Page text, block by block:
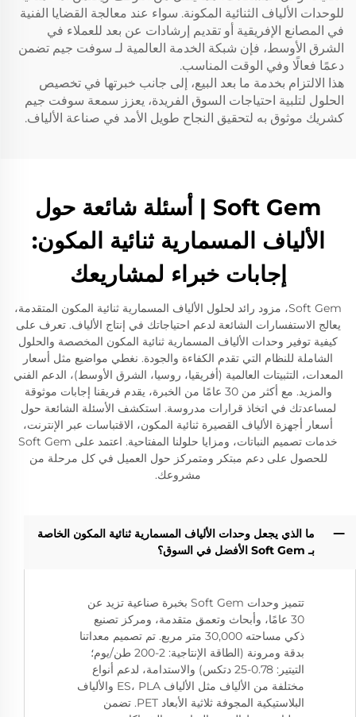
للوحدات الألياف الثنائية المكونة. سواء عند معالجة القضايا الفنية
في المصانع الإفريقية أو تقديم إرشادات عن بعد للعملاء في
الشرق الأوسط، فإن شبكة الخدمة العالمية لـ سوفت جيم تضمن
دعمًا فعالًا وفي الوقت المناسب.
هذا الالتزام بخدمة ما بعد البيع، إلى جانب خبرتها في تخصيص
الحلول لتلبية احتياجات السوق الفريدة، يعزز سمعة سوفت جيم
كشريك موثوق به لتحقيق النجاح طويل الأمد في صناعة الألياف.
Soft Gem | أسئلة شائعة حول
الألياف المسمارية ثنائية المكون:
إجابات خبراء لمشاريعك
Soft Gem، مزود رائد لحلول الألياف المسمارية ثنائية المكون المتقدمة،
يعالج الاستفسارات الشائعة لدعم احتياجاتك في إنتاج الألياف. تعرف على
كيفية توفير وحدات الألياف المسمارية ثنائية المكون المخصصة والحلول
الشاملة للنظام التي تقدم الكفاءة والجودة. نغطي مواضيع مثل أسعار
المعدات، التثبيتات العالمية (أفريقيا، روسيا، الشرق الأوسط)، الدعم الفني
والمزيد. مع أكثر من 30 عامًا من الخبرة، يقدم فريقنا إجابات موثوقة
لمساعدتك في اتخاذ قرارات مدروسة. استكشف الأسئلة الشائعة حول
أسعار أجهزة الألياف القصيرة ثنائية المكون، الاقتباسات عبر الإنترنت،
خدمات تصميم النباتات، ومزايا حلولنا المفتاحية. اعتمد على Soft Gem
للحصول على دعم مبتكر ومتمركز حول العميل في كل مرحلة من
مشروعك.
ما الذي يجعل وحدات الألياف المسمارية ثنائية المكون الخاصة
بـ Soft Gem الأفضل في السوق؟
تتميز وحدات Soft Gem بخبرة صناعية تزيد عن
30 عامًا، وأبحاث وتعمق متقدمة، ومركز تصنيع
ذكي مساحته 30,000 متر مربع. تم تصميم معداتنا
بدقة ومرونة (الطاقة الإنتاجية: 2-200 طن/يوم؛
التيتير: 0.78-25 دتكس) والاستدامة، لدعم أنواع
مختلفة من الألياف مثل الألياف ES، PLA والألياف
البلاستيكية المجوفة ثلاثية الأبعاد PET. تضمن